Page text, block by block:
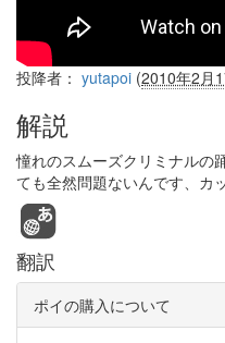
投降者： yutapoi (2010年2月
解説
憧れのスムーズクリミナルの
ても全然問題ないんです、カ
翻訳
ポイの購入について